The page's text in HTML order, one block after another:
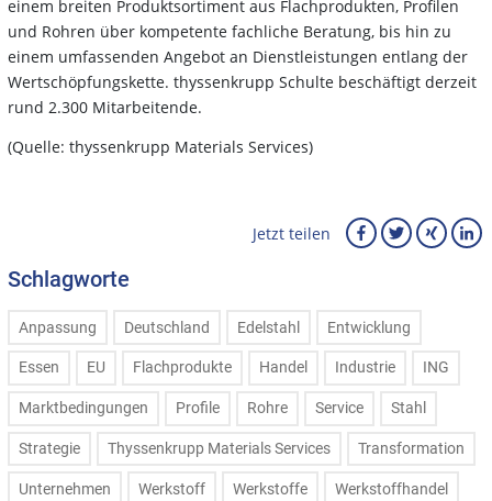
einem breiten Produktsortiment aus Flachprodukten, Profilen
und Rohren über kompetente fachliche Beratung, bis hin zu
einem umfassenden Angebot an Dienstleistungen entlang der
Wertschöpfungskette. thyssenkrupp Schulte beschäftigt derzeit
rund 2.300 Mitarbeitende.
(Quelle: thyssenkrupp Materials Services)
Jetzt teilen
Schlagworte
Anpassung Deutschland Edelstahl Entwicklung
Essen EU Flachprodukte Handel Industrie ING
Marktbedingungen Profile Rohre Service Stahl
Strategie Thyssenkrupp Materials Services Transformation
Unternehmen Werkstoff Werkstoffe Werkstoffhandel